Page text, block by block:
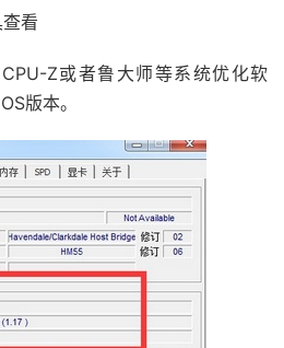
看
Z或者鲁大师等系统优化软
版本。